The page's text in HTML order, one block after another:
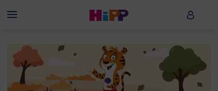
Menü HiPP